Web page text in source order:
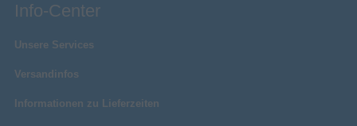
Info-Center
Unsere Services
Versandinfos
Informationen zu Lieferzeiten